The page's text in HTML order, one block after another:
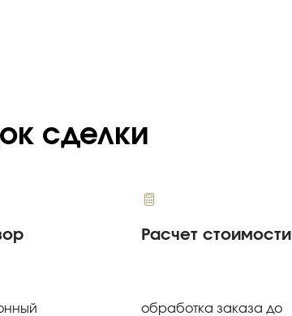
сделки
Расчет стоимости
обработка заказа до